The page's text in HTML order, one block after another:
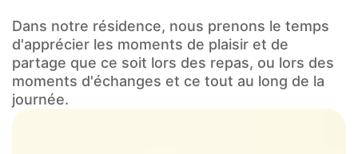
Dans notre résidence, nous prenons le temps
d'apprécier les moments de plaisir et de
partage que ce soit lors des repas, ou lors des
moments d'échanges et ce tout au long de la
journée.